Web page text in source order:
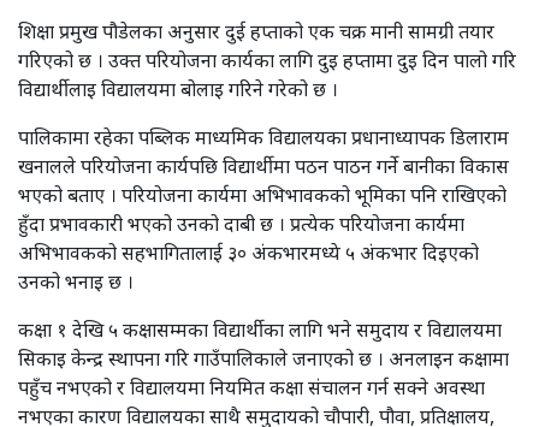
शिक्षा प्रमुख पौडेलका अनुसार दुई हप्ताको एक चक्र मानी सामग्री तयार
गरिएको छ । उक्त परियोजना कार्यका लागि दुइ हप्तामा दुइ दिन पालो गरि
विद्यार्थीलाइ विद्यालयमा बोलाइ गरिने गरेको छ ।
पालिकामा रहेका पब्लिक माध्यमिक विद्यालयका प्रधानाध्यापक डिलाराम
खनालले परियोजना कार्यपछि विद्यार्थीमा पठन पाठन गर्ने बानीका विकास
भएको बताए । परियोजना कार्यमा अभिभावकको भूमिका पनि राखिएको
हुँदा प्रभावकारी भएको उनको दाबी छ । प्रत्येक परियोजना कार्यमा
अभिभावकको सहभागितालाई ३० अंकभारमध्ये ५ अंकभार दिइएको
उनको भनाइ छ ।
कक्षा १ देखि ५ कक्षासम्मका विद्यार्थीका लागि भने समुदाय र विद्यालयमा
सिकाइ केन्द्र स्थापना गरि गाउँपालिकाले जनाएको छ । अनलाइन कक्षामा
पहुँच नभएको र विद्यालयमा नियमित कक्षा संचालन गर्न सक्ने अवस्था
नभएका कारण विद्यालयका साथै समुदायको चौपारी, पौवा, प्रतिक्षालय,